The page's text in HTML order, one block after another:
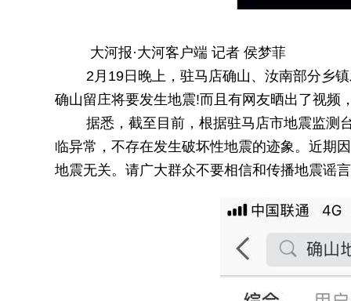
大河报·大河客户端 记者 侯梦菲
2月19日晚上，驻马店确山、汝南部分乡镇
确山留庄将要发生地震!而且有网友晒出了视频
据悉，截至目前，根据驻马店市地震监测台
临异常，不存在发生破坏性地震的迹象。近期
地震无关。请广大群众不要相信和传播地震谣